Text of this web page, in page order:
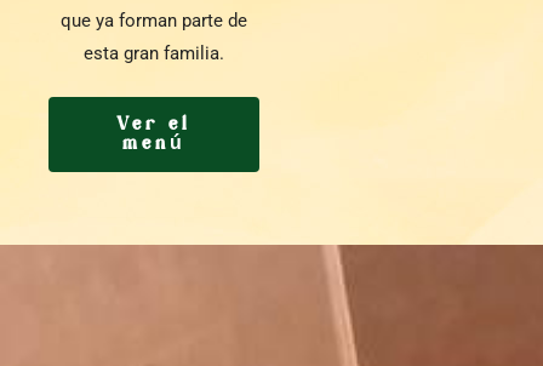
que ya forman parte de
esta gran familia.
Ver el
menú